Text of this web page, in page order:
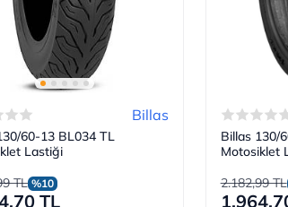
Billas
60-13 BL034 TL
Lastiği
TL %10
TL
Billas 130/
Motosiklet
2.182,99 TL